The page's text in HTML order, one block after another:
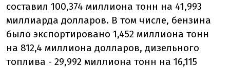
составил 100,374 миллиона тонн на 41,993
миллиарда долларов. В том числе, бензина
было экспортировано 1,452 миллиона тонн
на 812,4 миллиона долларов, дизельного
топлива - 29,992 миллиона тонн на 16,115